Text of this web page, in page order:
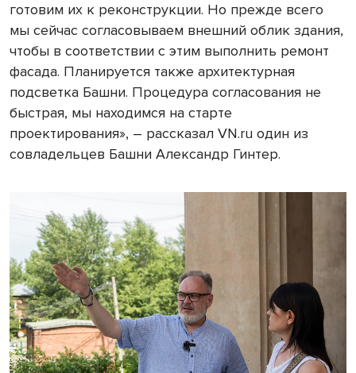
готовим их к реконструкции. Но прежде всего
мы сейчас согласовываем внешний облик здания,
чтобы в соответствии с этим выполнить ремонт
фасада. Планируется также архитектурная
подсветка Башни. Процедура согласования не
быстрая, мы находимся на старте
проектирования», – рассказал VN.ru один из
совладельцев Башни Александр Гинтер.